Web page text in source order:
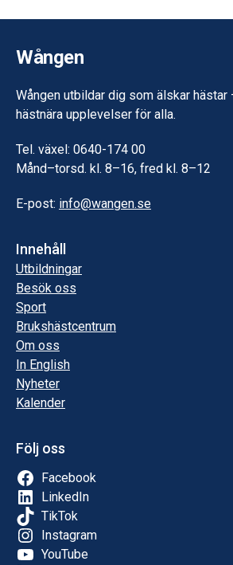
Wången
Wången utbildar dig som älskar hästar
hästnära upplevelser för alla.
Tel. växel: 0640-174 00
Månd–torsd. kl. 8–16, fred kl. 8–12
E-post: info@wangen.se
Innehåll
Utbildningar
Besök oss
Sport
Brukshästcentrum
Om oss
In English
Nyheter
Kalender
Följ oss
Facebook
LinkedIn
TikTok
Instagram
YouTube